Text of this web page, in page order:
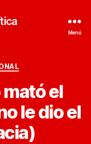
Menú
el
le dio el